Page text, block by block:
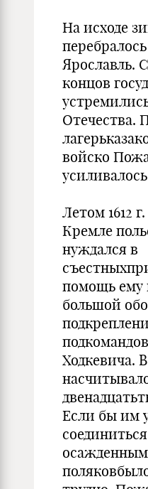
На исходе
Ярославль.
концов
Отечества.
войско
Летом 1612
Кремле
нуждался в
помощь
большой
Ходкевича.
Если бы им